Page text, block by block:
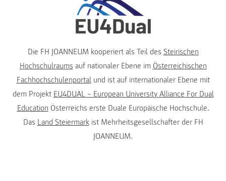
Die FH JOANNEUM kooperiert als Teil des Steirischen
Hochschulraums auf nationaler Ebene im Österreichischen
Fachhochschulenportalund ist auf internationaler Ebene mit
dem Projekt EU4DUAL – European University Alliance For Dual
Education Österreichs erste Duale Europäische Hochschule.
Das Land Steiermarkist Mehrheitsgesellschafter der FH
JOANNEUM.